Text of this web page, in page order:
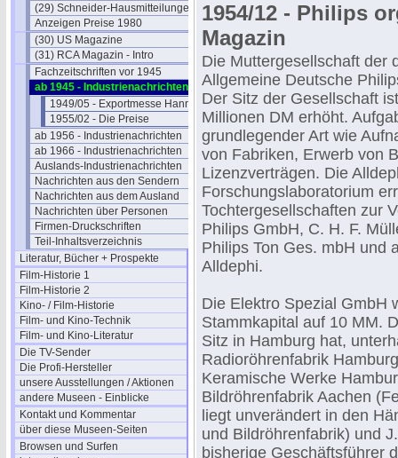
(29) Schneider-Hausmitteilungen
Anzeigen Preise 1980
(30) US Magazine
(31) RCA Magazin - Intro
Fachzeitschriften vor 1945
ab 1945 - Industrienachrichten
1949/05 - Exportmesse Hannover
1955/02 - Die Preise
ab 1956 - Industrienachrichten
ab 1966 - Industrienachrichten
Auslands-Industrienachrichten
Nachrichten aus den Sendern
Nachrichten aus dem Ausland
Nachrichten über Personen
Firmen-Druckschriften
Teil-Inhaltsverzeichnis
Literatur, Bücher + Prospekte
Film-Historie 1
Film-Historie 2
Kino- / Film-Historie
Film- und Kino-Technik
Film- und Kino-Literatur
Die TV-Sender
Die Profi-Hersteller
unsere Ausstellungen / Aktionen
andere Museen - Einblicke
Kontakt und Kommentar
über diese Museen-Seiten
Browsen und Surfen
1954/12 - Philips
Magazin
Die Muttergesellschaft der
Allgemeine Deutsche
Der Sitz der Gesellschaft
Millionen DM erhöht.
grundlegender Art wie
von Fabriken, Erwerb von
Lizenzverträgen. Die
Forschungslaboratorium
Tochtergesellschaften zur
Philips GmbH, C. H. F.
Philips Ton Ges. mbH und
Alldephi.
Die Elektro Spezial GmbH
Stammkapital auf 10 MM.
Sitz in Hamburg hat,
Radioröhrenfabrik
Keramische Werke
Bildröhrenfabrik Aachen
liegt unverändert in den
und Bildröhrenfabrik) und
bisherige Geschäftsführer